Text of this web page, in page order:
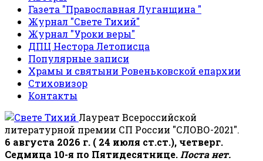
Газета "Православная Луганщина "
Журнал "Свете Тихий"
Журнал "Уроки веры"
ДПЦ Нестора Летописца
Популярные записи
Храмы и святыни Ровеньковской епархии
Стиховизор
Контакты
Лауреат Всероссийской
литературной премии СП России "СЛОВО-2021".
6 августа 2026 г. ( 24 июля ст.ст.), четверг.
Седмица 10-я по Пятидесятнице. Поста нет.